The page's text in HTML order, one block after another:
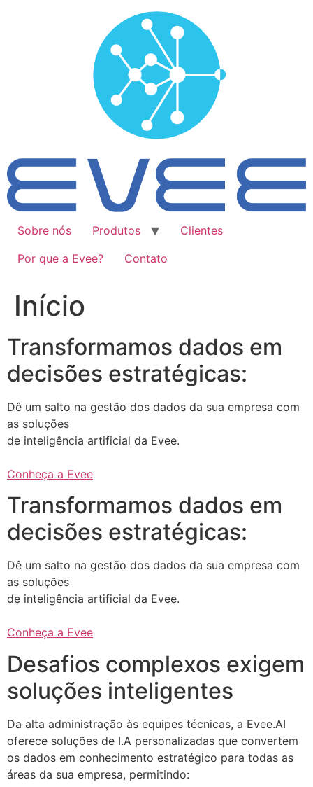
Sobre nós Produtos
Clientes
Por que a Evee?
Contato
Início
Transformamos dados em
decisões estratégicas:
Dê um salto na gestão dos dados da sua empresa com
as soluções
de inteligência artificial da Evee.
Conheça a Evee
Transformamos dados em
decisões estratégicas:
Dê um salto na gestão dos dados da sua empresa com
as soluções
de inteligência artificial da Evee.
Conheça a Evee
Desafios complexos exigem
soluções inteligentes
Da alta administração às equipes técnicas, a Evee.AI
oferece soluções de I.A personalizadas que convertem
os dados em conhecimento estratégico para todas as
áreas da sua empresa, permitindo: